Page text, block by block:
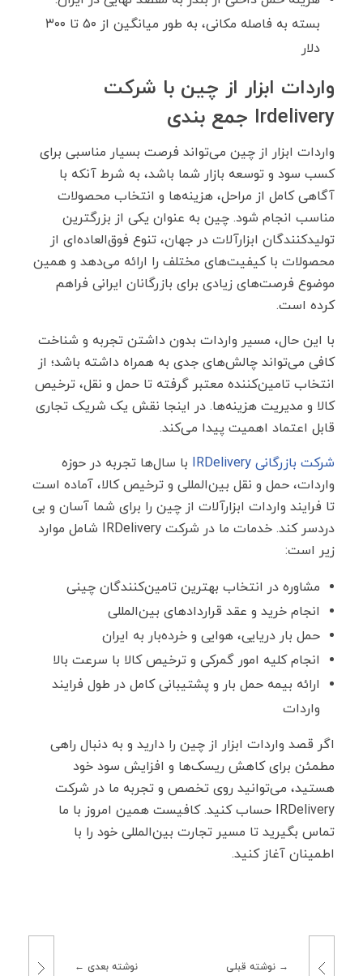
بسته به فاصله مکانی، به طور میانگین از ۵۰ تا ۳۰۰
دلار
واردات ابزار از چین با شرکت
Irdelivery جمع بندی
واردات ابزار از چین می‌تواند فرصت بسیار مناسبی برای
کسب سود و توسعه بازار شما باشد، به شرط آنکه با
آگاهی کامل از مراحل، هزینه‌ها و انتخاب محصولات
مناسب انجام شود. چین به عنوان یکی از بزرگترین
تولیدکنندگان ابزارآلات در جهان، تنوع فوق‌العاده‌ای از
محصولات با کیفیت‌های مختلف را ارائه می‌دهد و همین
موضوع فرصت‌های زیادی برای بازرگانان ایرانی فراهم
کرده است.
با این حال، مسیر واردات بدون داشتن تجربه و شناخت
کافی می‌تواند چالش‌های جدی به همراه داشته باشد؛ از
انتخاب تامین‌کننده معتبر گرفته تا حمل ‌و نقل، ترخیص
کالا و مدیریت هزینه‌ها. در اینجا نقش یک شریک تجاری
قابل اعتماد اهمیت پیدا می‌کند.
شرکت بازرگانی IRDelivery
با سال‌ها تجربه در حوزه
واردات، حمل ‌و نقل بین‌المللی و ترخیص کالا، آماده است
تا فرایند واردات ابزارآلات از چین را برای شما آسان و بی
‌دردسر کند. خدمات ما در شرکت IRDelivery شامل موارد
زیر است:
مشاوره در انتخاب بهترین تامین‌کنندگان چینی
انجام خرید و عقد قراردادهای بین‌المللی
حمل بار دریایی، هوایی و خرده‌بار به ایران
انجام کلیه امور گمرکی و ترخیص کالا با سرعت بالا
ارائه بیمه حمل بار و پشتیبانی کامل در طول فرایند
واردات
اگر قصد واردات ابزار از چین را دارید و به دنبال راهی
مطمئن برای کاهش ریسک‌ها و افزایش سود خود
هستید، می‌توانید روی تخصص و تجربه ما در شرکت
IRDelivery حساب کنید. کافیست همین امروز با ما
تماس بگیرید تا مسیر تجارت بین‌المللی خود را با
اطمینان آغاز کنید.
نوشته قبلی نوشته بعدی